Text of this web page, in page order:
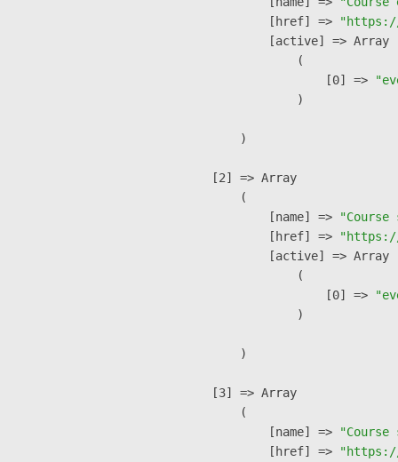
            [href] =>
            [active] => Array
                (
                    [0] =>
                )
        )
    [2] => Array
        (
            [name] =>
            [href] =>
            [active] => Array
                (
                    [0] =>
                )
        )
    [3] => Array
        (
            [name] =>
            [href] =>